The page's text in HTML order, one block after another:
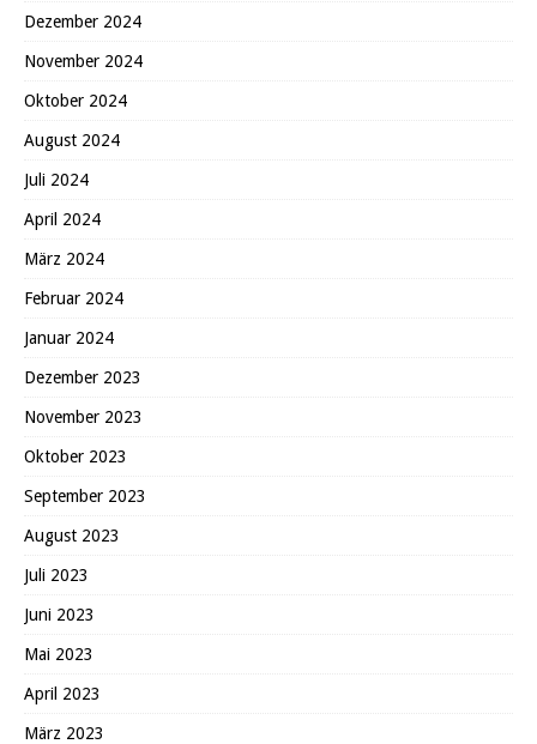
Dezember 2024
November 2024
Oktober 2024
August 2024
Juli 2024
April 2024
März 2024
Februar 2024
Januar 2024
Dezember 2023
November 2023
Oktober 2023
September 2023
August 2023
Juli 2023
Juni 2023
Mai 2023
April 2023
März 2023